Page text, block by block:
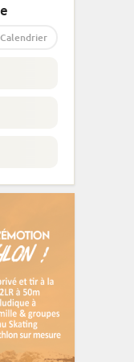
Calendrier